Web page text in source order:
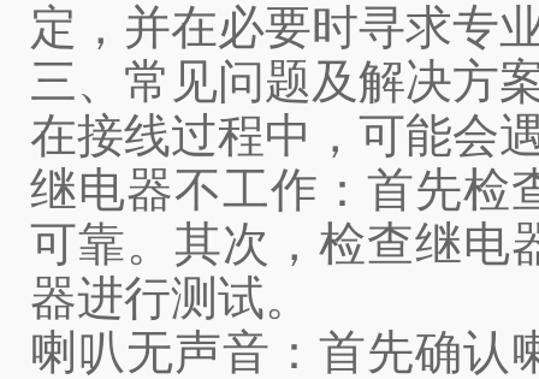
定，并在必要时寻求专
三、常见问题及解决方
在接线过程中，可能会
继电器不工作：首先检
可靠。其次，检查继电
器进行测试。
喇叭无声音：首先确认